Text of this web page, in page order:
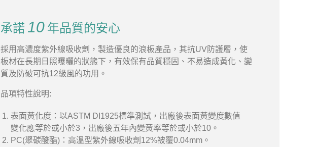
承諾 10 年品質的安心
採用高濃度紫外線吸收劑，製造優良的浪板產品，其抗UV防護層，使
板材在長期日照曝曬的狀態下，有效保有品質穩固、不易造成黃化、變
質及防破可抗12級風的功用。
品項特性說明:
表面黃化度：以ASTM DI1925標準測試，出廠後表面黃變度數值
變化應等於或小於3，出廠後五年內變黃率等於或小於10。
PC(聚碳酸酯)：高溫型紫外線吸收劑12%被覆0.04mm。